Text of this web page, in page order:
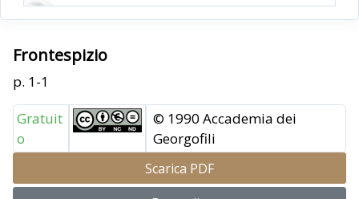
Frontespizio
p. 1-1
Gratuit
o
© 1990 Accademia dei
Georgofili
Scarica PDF